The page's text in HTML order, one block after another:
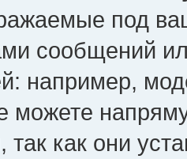
под
сообщений
например,
так как они